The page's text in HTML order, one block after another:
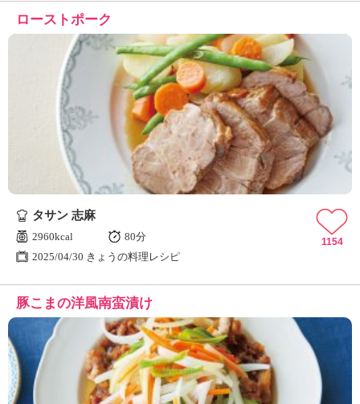
ローストポーク
タサン 志麻
2960kcal
80分
2025/04/30 きょうの料理レシピ
1154
豚こまの洋風南蛮漬け